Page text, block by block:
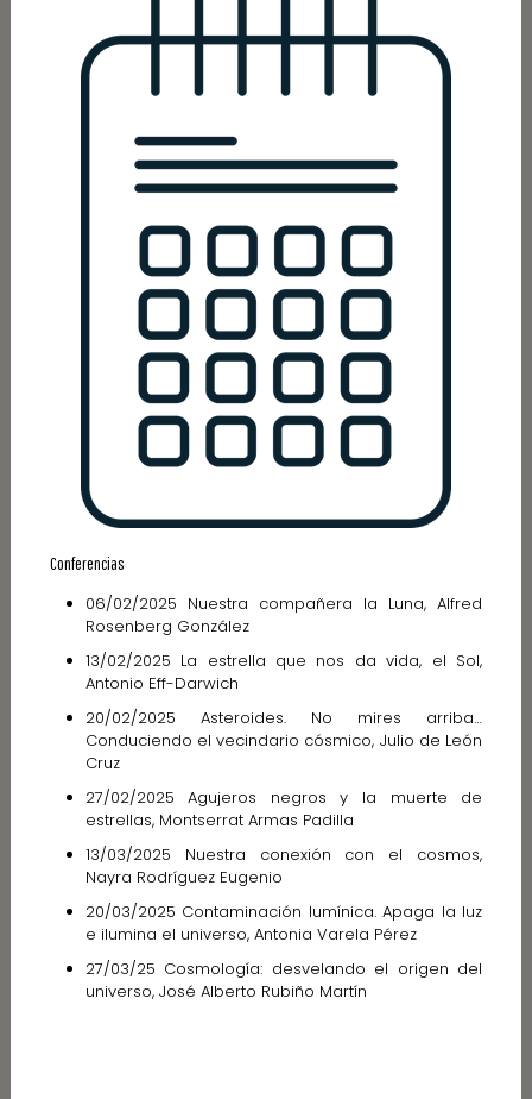
Conferencias
06/02/2025 Nuestra compañera la Luna, Alfred
Rosenberg González
13/02/2025 La estrella que nos da vida, el Sol,
Antonio Eff-Darwich
20/02/2025 Asteroides. No mires arriba…
Conduciendo el vecindario cósmico, Julio de León
Cruz
27/02/2025 Agujeros negros y la muerte de
estrellas, Montserrat Armas Padilla
13/03/2025 Nuestra conexión con el cosmos,
Nayra Rodríguez Eugenio
20/03/2025 Contaminación lumínica. Apaga la luz
e ilumina el universo, Antonia Varela Pérez
27/03/25 Cosmología: desvelando el origen del
universo, José Alberto Rubiño Martín